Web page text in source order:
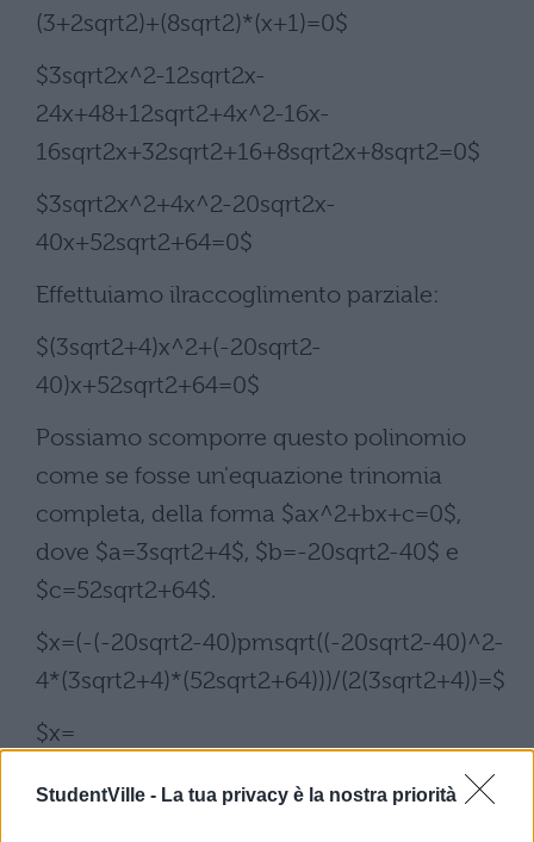
StudentVille - La tua privacy è la nostra priorità
(3+2sqrt2)+(8sqrt2)*(x+1)=0$
$3sqrt2x^2-12sqrt2x-
24x+48+12sqrt2+4x^2-16x-
16sqrt2x+32sqrt2+16+8sqrt2x+8sqrt2=0$
$3sqrt2x^2+4x^2-20sqrt2x-
40x+52sqrt2+64=0$
Effettuiamo ilraccoglimento parziale:
$(3sqrt2+4)x^2+(-20sqrt2-
40)x+52sqrt2+64=0$
Possiamo scomporre questo polinomio
come se fosse un'equazione trinomia
completa, della forma $ax^2+bx+c=0$,
dove $a=3sqrt2+4$, $b=-20sqrt2-40$ e
$c=52sqrt2+64$.
$x=(-(-20sqrt2-40)pmsqrt((-20sqrt2-40)^2-
4*(3sqrt2+4)*(52sqrt2+64)))/(2(3sqrt2+4))=$
$x=
(20sqrt2+40)pmsqrt((800+1600+1600sqrt2-
1248-768sqrt2-832sqrt2-